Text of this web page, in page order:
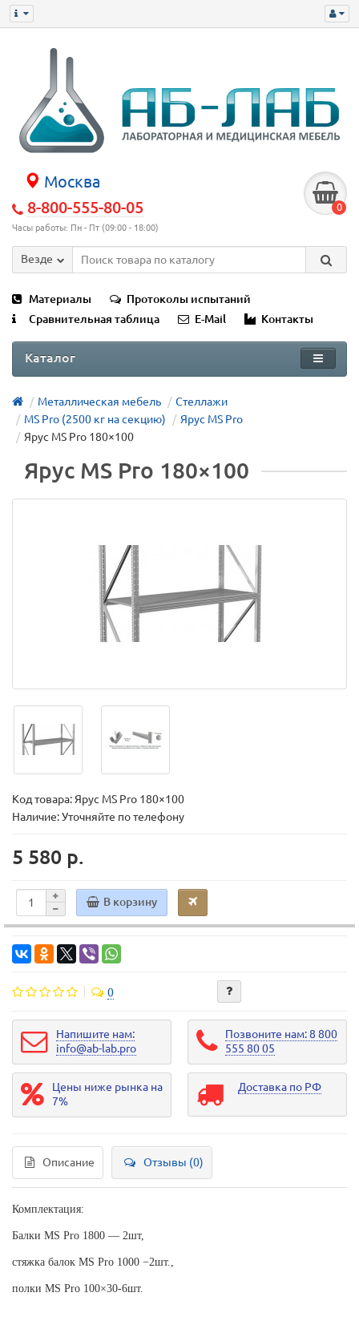
Москва
8-800-555-80-05
Часы работы: Пн - Пт (09:00 - 18:00)
0
Везде
Материалы
Протоколы испытаний
Сравнительная таблица
E-Mail Контакты
Каталог
Металлическая мебель
Стеллажи
MS Pro (2500 кг на секцию)
Ярус MS Pro
Ярус MS Pro 180×100
Ярус MS Pro 180×100
Код товара: Ярус MS Pro 180×100
Наличие: Уточняйте по телефону
5 580 р.
В корзину
0
Напишите нам:
info@ab-lab.pro
Позвоните нам: 8 800
555 80 05
Цены ниже рынка на
7%
Доставка по РФ
Описание Отзывы (0)
Комплектация:
Балки MS Pro 1800 — 2шт,
стяжка балок MS Pro 1000 −2шт.,
полки MS Pro 100×30-6шт.